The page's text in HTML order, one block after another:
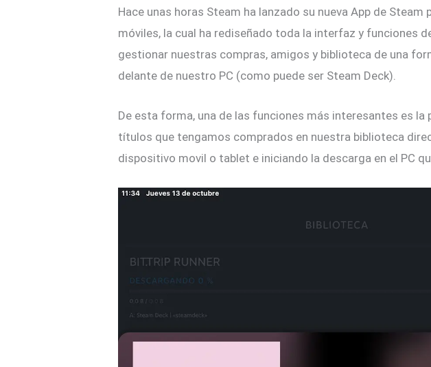
Hace unas horas Steam ha lanzado su nueva App de Steam
móviles, la cual ha rediseñado toda la interfaz y funciones
gestionar nuestras compras, amigos y biblioteca de una
delante de nuestro PC (como puede ser Steam Deck).
De esta forma, una de las funciones más interesantes es la
títulos que tengamos comprados en nuestra biblioteca
dispositivo movil o tablet e iniciando la descarga en el PC